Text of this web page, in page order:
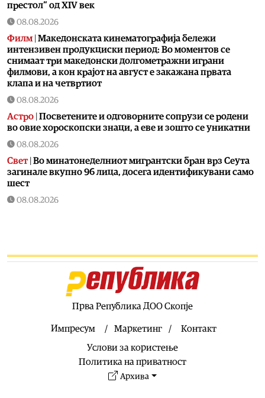
престол“ од XIV век
08.08.2026
Филм Македонската кинематографија бележи
интензивен продукциски период: Во моментов се
снимаат три македонски долгометражни играни
филмови, а кон крајот на август е закажана првата
клапа и на четвртиот
08.08.2026
Астро Посветените и одговорните сопрузи се родени
во овие хороскопски знаци, а еве и зошто се уникатни
08.08.2026
Свет| Во минатонеделниот мигрантски бран врз Сеута
загинале вкупно 96 лица, досега идентификувани само
шест
08.08.2026
08.08.2026
Инфлацијата во јули падна на 2,3 отсто,
пониска од просекот во еврозоната
одговараат, а сепак раскинуваат
Кога е идеалното време за оброк?
Прва Република ДОО Скопје
Импресум Маркетинг
Контакт
Услови за користење
Политика на приватност
Архива